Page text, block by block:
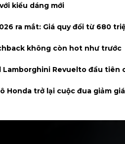
kiểu dáng mới
ra mắt: Giá quy đổi từ 680
không còn hot như trước
Lamborghini Revuelto đầu tiên
Honda trở lại cuộc đua giảm giá